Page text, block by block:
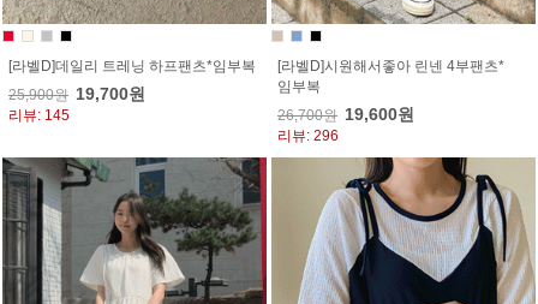
[라벨D]데일리 트레닝 하프팬츠*임부복
25,900원 19,700원
리뷰: 145
[라벨D]시원해서좋아 린넨 4부팬츠*
임부복
26,700원 19,600원
리뷰: 296